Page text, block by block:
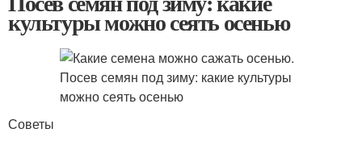
культуры можно сеять осенью
Советы